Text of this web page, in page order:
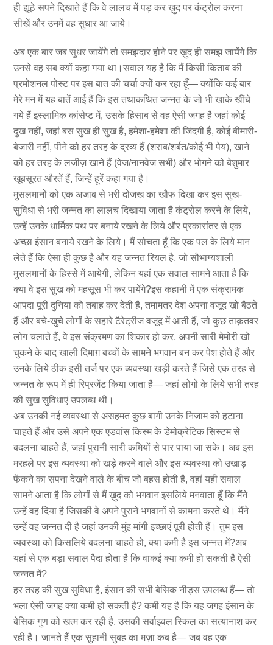
ही झूठे सपने दिखाते हैं कि वे लालच में पड़ कर ख़ुद पर कंट्रोल करना
सीखें और उनमें वह सुधार आ जाये।
अब एक बार जब सुधर जायेंगे तो समझदार होने पर ख़ुद ही समझ जायेंगे कि
उनसे वह सब क्यों कहा गया था।सवाल यह है कि मैं किसी किताब की
प्रमोशनल पोस्ट पर इस बात की चर्चा क्यों कर रहा हूँ— क्योंकि कई बार
मेरे मन में यह बातें आई हैं कि इस तथाकथित जन्नत के जो भी खाके खींचे
गये हैं इस्लामिक कांसेप्ट में, उसके हिसाब से वह ऐसी जगह है जहां कोई
दुख नहीं, जहां बस सुख ही सुख है, हमेशा-हमेशा की जिंदगी है, कोई बीमारी-
बेजारी नहीं, पीने को हर तरह के द्रव्य हैं (शराब/शर्बत/कोई भी पेय), खाने
को हर तरह के लजीज़ खाने हैं (वेज/नानवेज सभी) और भोगने को बेशुमार
खूबसूरत औरतें हैं, जिन्हें हूरें कहा गया है।
मुसलमानों को एक अजाब से भरी दोजख का खौफ दिखा कर इस सुख-
सुविधा से भरी जन्नत का लालच दिखाया जाता है कंट्रोल करने के लिये,
उन्हें उनके धार्मिक पथ पर बनाये रखने के लिये और प्रकारांतर से एक
अच्छा इंसान बनाये रखने के लिये। मैं सोचता हूँ कि एक पल के लिये मान
लेते हैं कि ऐसा ही कुछ है और यह जन्नत रियल है, जो सौभाग्यशाली
मुसलमानों के हिस्से में आयेगी, लेकिन यहां एक सवाल सामने आता है कि
क्या वे इस सुख को महसूस भी कर पायेंगे?इस कहानी में एक संक्रामक
आपदा पूरी दुनिया को तबाह कर देती है, तमामतर देश अपना वजूद खो बैठते
हैं और बचे-खुचे लोगों के सहारे टैरेट्रीज वजूद में आती हैं, जो कुछ ताक़तवर
लोग चलाते हैं, वे इस संक्रमण का शिकार हो कर, अपनी सारी मेमोरी खो
चुकने के बाद खाली दिमाग़ बच्चों के सामने भगवान बन कर पेश होते हैं और
उनके लिये ठीक इसी तर्ज पर एक व्यवस्था खड़ी करते हैं जिसे एक तरह से
जन्नत के रूप में ही रिप्रजेंट किया जाता है— जहां लोगों के लिये सभी तरह
की सुख सुविधाएं उपलब्ध थीं।
अब उनकी नई व्यवस्था से असहमत कुछ बागी उनके निजाम को हटाना
चाहते हैं और उसे अपने एक एडवांस किस्म के डेमोक्रेटिक सिस्टम से
बदलना चाहते हैं, जहां पुरानी सारी कमियों से पार पाया जा सके। अब इस
मरहले पर इस व्यवस्था को खड़े करने वाले और इस व्यवस्था को उखाड़
फेंकने का सपना देखने वाले के बीच जो बहस होती है, वहां यही सवाल
सामने आता है कि लोगों से मैं ख़ुद को भगवान इसलिये मनवाता हूँ कि मैंने
उन्हें वह दिया है जिसकी वे अपने पुराने भगवानों से कामना करते थे। मैंने
उन्हें वह जन्नत दी है जहां उनकी मुंह मांगी इच्छाएं पूरी होती हैं। तुम इस
व्यवस्था को किसलिये बदलना चाहते हो, क्या कमी है इस जन्नत में?अब
यहां से एक बड़ा सवाल पैदा होता है कि वाकई क्या कमी हो सकती है ऐसी
जन्नत में?
हर तरह की सुख सुविधा है, इंसान की सभी बेसिक नीड्स उपलब्ध हैं— तो
भला ऐसी जगह क्या कमी हो सकती है? कमी यह है कि यह जगह इंसान के
बेसिक गुण को खत्म कर रही है, उसकी सर्वाइवल स्किल का सत्यानाश कर
रही है। जानते हैं एक सुहानी सुबह का मज़ा कब है— जब वह एक